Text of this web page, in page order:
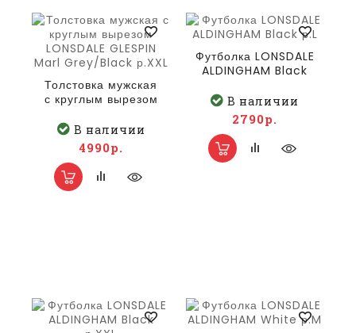
Толстовка мужская
с круглым вырезом
Marl Grey/Black
р.XXL
В наличии
4990р.
Футболка LONSDALE
ALDINGHAM Black
В наличии
2790р.